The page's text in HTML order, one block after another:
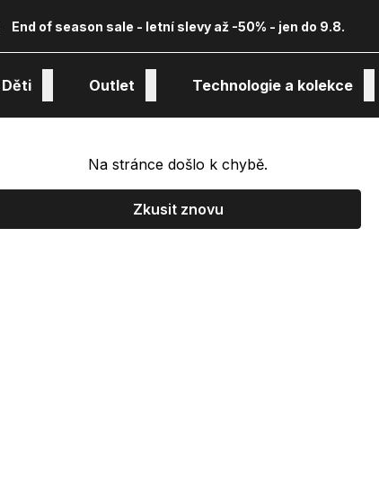
End of season sale - letní slevy až -50% - jen do 9.8.
Děti Outlet Technologie a kolekce
Na stránce došlo k chybě.
Zkusit znovu